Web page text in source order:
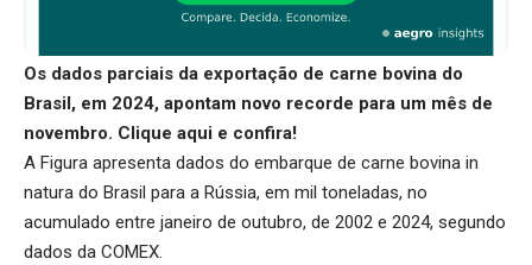
Os dados parciais da exportação de carne bovina do
Brasil, em 2024, apontam novo recorde para um mês de
novembro. Clique aqui e confira!
A Figura apresenta dados do embarque de carne bovina in
natura do Brasil para a Rússia, em mil toneladas, no
acumulado entre janeiro de outubro, de 2002 e 2024, segundo
dados da COMEX.